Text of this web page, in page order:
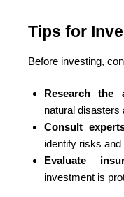
Tips for
Before investing,
Research the
natural disasters
Consult
identify risks
Evaluate
investment is